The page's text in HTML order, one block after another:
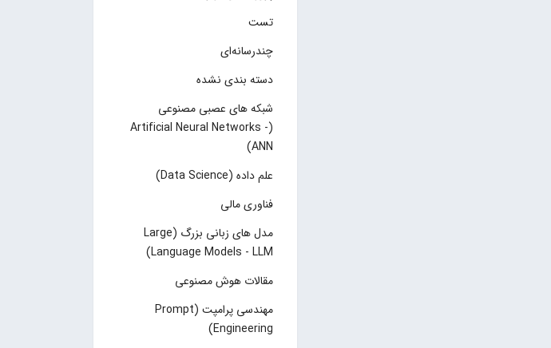
تست
چند‌‌رسانه‌ای
دسته بندی نشده
شبکه های عصبی مصنوعی
(Artificial Neural Networks -
ANN)
علم داده (Data Science)
فناوری مالی
مدل های زبانی بزرگ (Large
Language Models - LLM)
مقالات هوش مصنوعی
مهندسی پرامپت (Prompt
Engineering)